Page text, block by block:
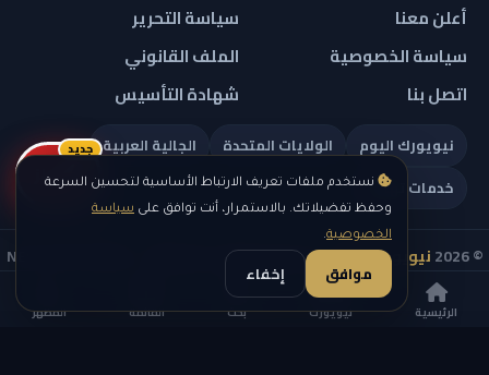
الرئيسية نيويورك بحث القائمة المظهر
نستخدم ملفات تعريف الارتباط الأساسية لتحسين السرعة
وحفظ تفضيلاتك. بالاستمرار، أنت توافق على سياسة
الخصوصية.
موافق إخفاء
أعلن معنا
سياسة التحرير
سياسة الخصوصية
الملف القانوني
اتصل بنا
شهادة التأسيس
نيويورك اليوم الولايات المتحدة
الجالية العربية
خدمات تهمك
© 2026 نيويورك نيوز
— جميع الحقوق محفوظة — NEW YORK NEWS
IN ARABIC LLC — رقم التسجيل 0451351808
ريلز
جديد